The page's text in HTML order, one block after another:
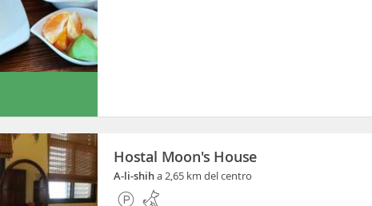
Hostal Moon's House
A-li-shiha 2,65 km del centro